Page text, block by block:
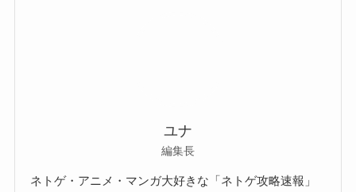
ユナ
編集長
ネトゲ・アニメ・マンガ大好きな「ネトゲ攻略速報」